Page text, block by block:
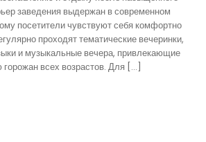
заведения выдержан в современном
посетители чувствуют себя комфортно
проходят тематические вечеринки,
и музыкальные вечера, привлекающие
всех возрастов. Для […]